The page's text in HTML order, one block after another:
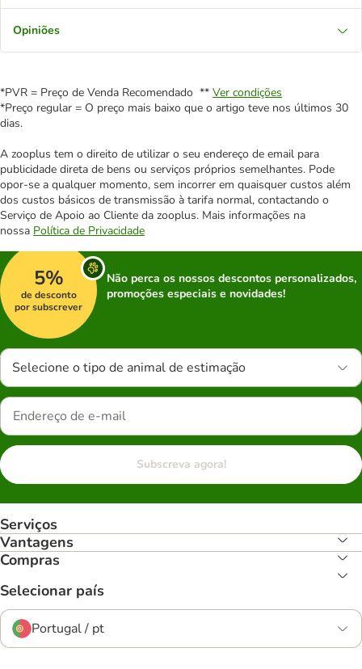
Opiniões
*PVR = Preço de Venda Recomendado ** Ver condições
*Preço regular = O preço mais baixo que o artigo teve nos últimos 30
dias.
A zooplus tem o direito de utilizar o seu endereço de email para
publicidade direta de bens ou serviços próprios semelhantes. Pode
opor-se a qualquer momento, sem incorrer em quaisquer custos além
dos custos básicos de transmissão à tarifa normal, contactando o
Serviço de Apoio ao Cliente da zooplus. Mais informações na
nossa Política de Privacidade
5%
de desconto
por subscrever
Não perca os nossos descontos personalizados,
promoções especiais e novidades!
Selecione o tipo de animal de estimação
Subscreva agora!
Serviços
Vantagens
Compras
Selecionar país
Portugal / pt